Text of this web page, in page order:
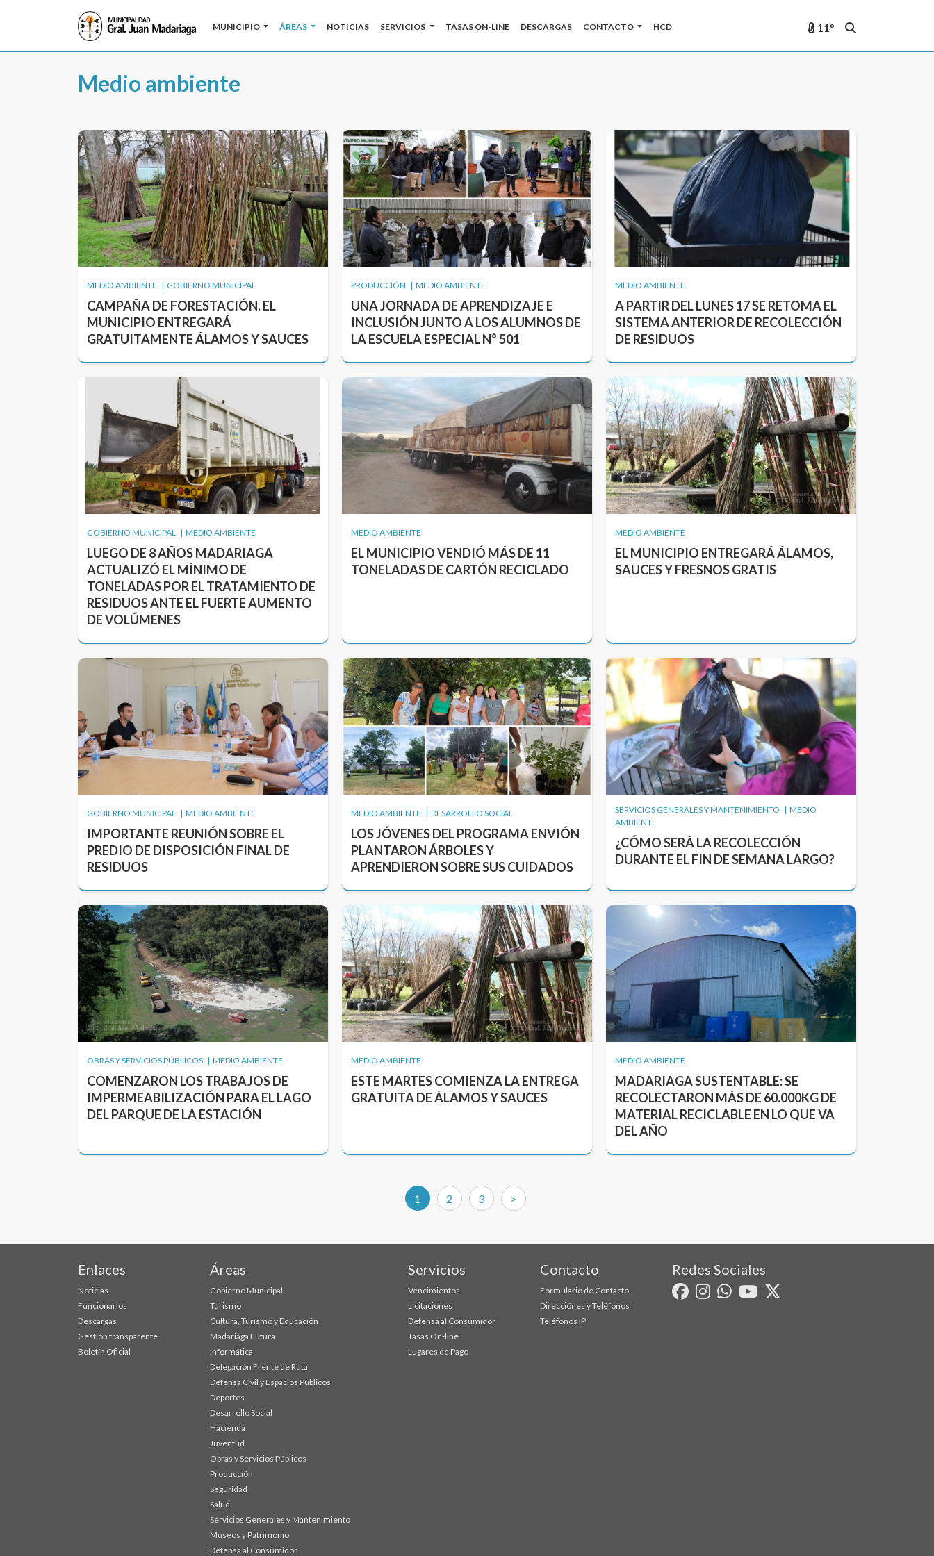
MUNICIPIO ÁREAS NOTICIAS SERVICIOS TASAS ON-LINE DESCARGAS CONTACTO HCD 11°
Medio ambiente
MEDIO AMBIENTE | GOBIERNO MUNICIPAL
CAMPAÑA DE FORESTACIÓN. EL
MUNICIPIO ENTREGARÁ
GRATUITAMENTE ÁLAMOS Y SAUCES
PRODUCCIÓN | MEDIO AMBIENTE
UNA JORNADA DE APRENDIZAJE E
INCLUSIÓN JUNTO A LOS ALUMNOS DE
LA ESCUELA ESPECIAL N° 501
MEDIO AMBIENTE
A PARTIR DEL LUNES 17 SE RETOMA EL
SISTEMA ANTERIOR DE RECOLECCIÓN
DE RESIDUOS
GOBIERNO MUNICIPAL | MEDIO AMBIENTE
LUEGO DE 8 AÑOS MADARIAGA
ACTUALIZÓ EL MÍNIMO DE
TONELADAS POR EL TRATAMIENTO DE
RESIDUOS ANTE EL FUERTE AUMENTO
DE VOLÚMENES
MEDIO AMBIENTE
EL MUNICIPIO VENDIÓ MÁS DE 11
TONELADAS DE CARTÓN RECICLADO
MEDIO AMBIENTE
EL MUNICIPIO ENTREGARÁ ÁLAMOS,
SAUCES Y FRESNOS GRATIS
GOBIERNO MUNICIPAL | MEDIO AMBIENTE
IMPORTANTE REUNIÓN SOBRE EL
PREDIO DE DISPOSICIÓN FINAL DE
RESIDUOS
MEDIO AMBIENTE | DESARROLLO SOCIAL
LOS JÓVENES DEL PROGRAMA ENVIÓN
PLANTARON ÁRBOLES Y
APRENDIERON SOBRE SUS CUIDADOS
SERVICIOS GENERALES Y MANTENIMIENTO | MEDIO
AMBIENTE
¿CÓMO SERÁ LA RECOLECCIÓN
DURANTE EL FIN DE SEMANA LARGO?
OBRAS Y SERVICIOS PÚBLICOS | MEDIO AMBIENTE
COMENZARON LOS TRABAJOS DE
IMPERMEABILIZACIÓN PARA EL LAGO
DEL PARQUE DE LA ESTACIÓN
MEDIO AMBIENTE
ESTE MARTES COMIENZA LA ENTREGA
GRATUITA DE ÁLAMOS Y SAUCES
MEDIO AMBIENTE
MADARIAGA SUSTENTABLE: SE
RECOLECTARON MÁS DE 60.000KG DE
MATERIAL RECICLABLE EN LO QUE VA
DEL AÑO
1 (current)
2 3 >
Enlaces
Noticias
Funcionarios
Descargas
Gestión transparente
Boletín Oficial
Áreas
Gobierno Municipal
Turismo
Cultura, Turismo y Educación
Madariaga Futura
Informática
Delegación Frente de Ruta
Defensa Civil y Espacios Públicos
Deportes
Desarrollo Social
Hacienda
Juventud
Obras y Servicios Públicos
Producción
Seguridad
Salud
Servicios Generales y Mantenimiento
Museos y Patrimonio
Defensa al Consumidor
Servicios
Vencimientos
Licitaciones
Defensa al Consumidor
Tasas On-line
Lugares de Pago
Contacto
Formulario de Contacto
Direcciónes y Teléfonos
Teléfonos IP
Redes Sociales